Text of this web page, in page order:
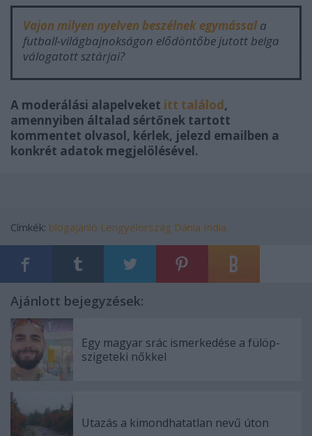
Vajon milyen nyelven beszélnek egymássala
futball-világbajnokságon elődöntőbe jutott belga
válogatott sztárjai?
A moderálási alapelveket itt találod,
amennyiben általad sértőnek tartott
kommentet olvasol, kérlek, jelezd emailben a
konkrét adatok megjelölésével.
Címkék: blogajánló Lengyelország Dánia India
Ajánlott bejegyzések:
Egy magyar srác ismerkedése a fülöp-
szigeteki nőkkel
Utazás a kimondhatatlan nevű úton